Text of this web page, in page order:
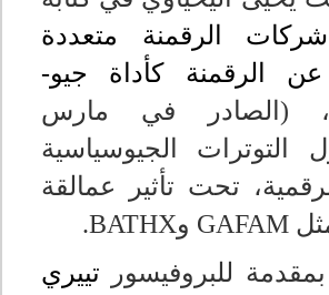
الرقمنة متعددة
عن الرقمنة كأداة جيو-
(الصادر في مارس
التوترات الجيوسياسية
تحت تأثير عمالقة
GAFAM وBATHX
.
بمقدمة للبروفيسور
تييري